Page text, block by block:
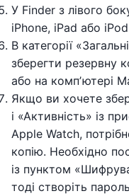
У Finder з лівого
iPhone, iPad або
В категорії
зберегти резервну
або на компʼютері
Якщо ви хочете
і «Активність» із
Apple Watch,
копію. Необхідно
із пунктом
тоді створіть